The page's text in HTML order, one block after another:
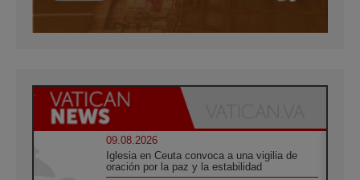
09.08.2026
Iglesia en Ceuta convoca a una vigilia de
oración por la paz y la estabilidad